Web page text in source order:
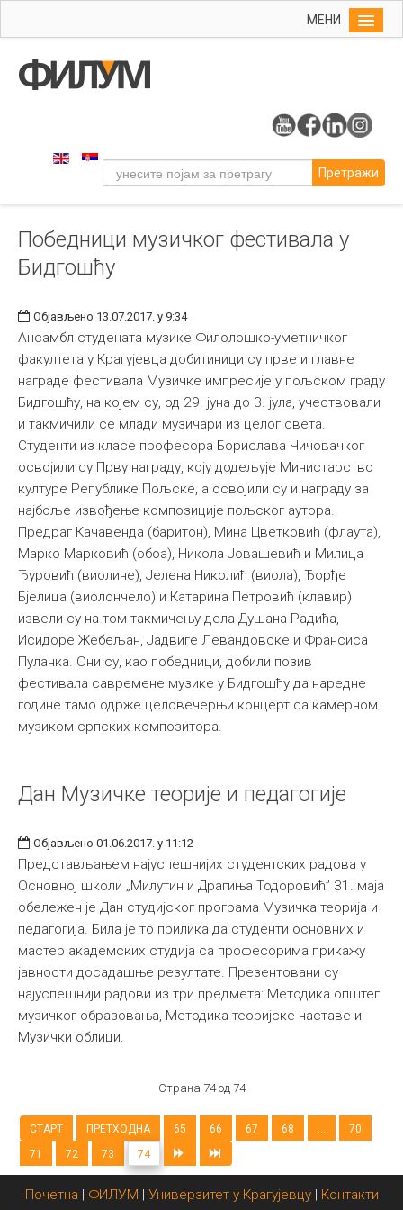
МЕНИ
Упис
Уметност
Музичка уметност
Примењена и ликовна уметност
Издаваштво
Библиотека
Студенти
Међународна
Претражи
Победници музичког фестивала у
Бидгошћу
Објављено 13.07.2017. у 9:34
Ансамбл студената музике Филолошко-уметничког
факултета у Крагујевца добитиници су прве и главне
награде фестивала Музичке импресије у пољском граду
Бидгошћу, на којем су, од 29. јуна до 3. јула, учествовали
и такмичили се млади музичари из целог света.
Студенти из класе професора Борислава Чичовачког
освојили су Прву награду, коју додељује Министарство
културе Републике Пољске, а освојили су и награду за
најбоље извођење композиције пољског аутора.
Предраг Качавенда (баритон), Мина Цветковић (флаута),
Марко Марковић (обоа), Никола Јовашевић и Милица
Ђуровић (виолине), Јелена Николић (виола), Ђорђе
Бјелица (виолончело) и Катарина Петровић (клавир)
извели су на том такмичењу дела Душана Радића,
Исидоре Жебељан, Јадвиге Левандовске и Франсиса
Пуланка. Они су, као победници, добили позив
фестивала савремене музике у Бидгошћу да наредне
године тамо одрже целовечерњи концерт са камерном
музиком српских композитора.
Дан Музичке теорије и педагогије
Објављено 01.06.2017. у 11:12
Представљањем најуспешнијих студентских радова у
Основној школи „Милутин и Драгиња Тодоровић” 31. маја
обележен је Дан студијског програма Музичка теорија и
педагогија. Била је то прилика да студенти основних и
мастер академских студија са професорима прикажу
јавности досадашње резултате. Презентовани су
најуспешнији радови из три предмета: Методика општег
музичког образовања, Методика теоријске наставе и
Музички облици.
Страна 74 од 74
СТАРТ ПРЕТХОДНА 65 66 67 68 ...
70
71
72 73 74
Почетна | ФИЛУМ | Универзитет у Крагујевцу| Контакти